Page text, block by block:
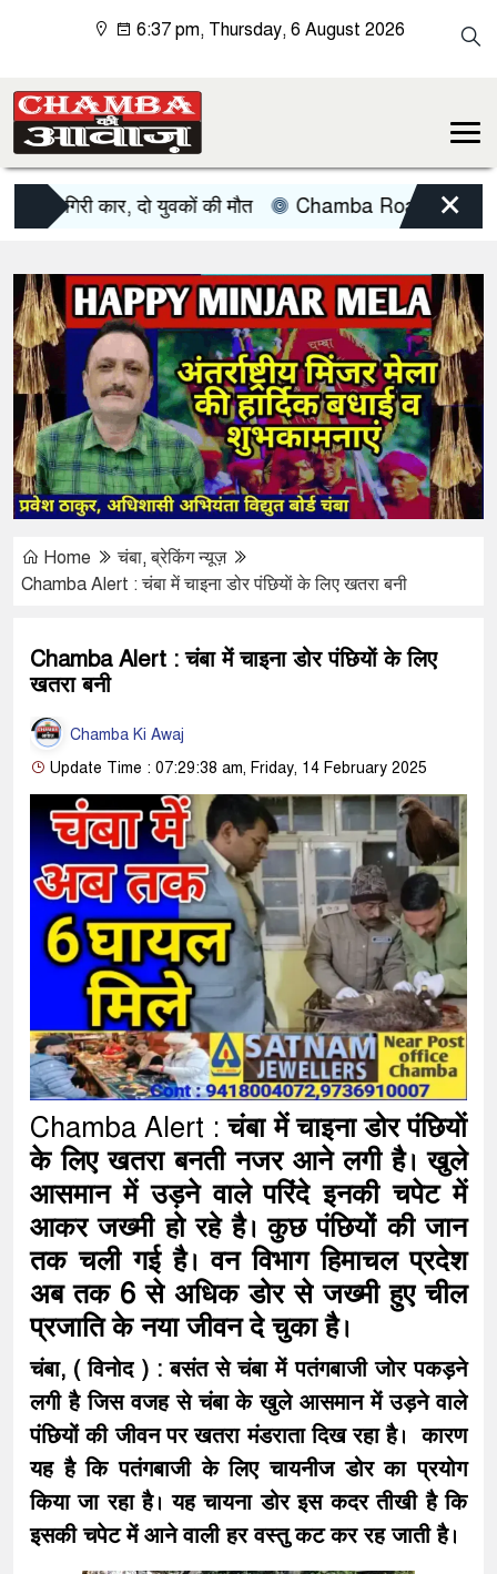
6:37 pm, Thursday, 6 August 2026
कार, दो युवकों की मौत Chamba Road Accident:×
Home चंबा,ब्रेकिंग न्यूज़
Chamba Alert : चंबा में चाइना डोर पंछियाें के लिए खतरा बनी
Chamba Alert : चंबा में चाइना डोर पंछियाें के लिए
खतरा बनी
Chamba Ki Awaj
Update Time : 07:29:38 am, Friday, 14 February 2025
Chamba Alert :चंबा में चाइना डोर पंछियाें
के लिए खतरा बनती नजर आने लगी है। खुले
आसमान में उड़ने वाले परिंदे इनकी चपेट में
आकर जख्मी हो रहे है। कुछ पंछियों की जान
तक चली गई है। वन विभाग हिमाचल प्रदेश
अब तक 6 से अधिक डोर से जख्मी हुए चील
प्रजाति के नया जीवन दे चुका है।
चंबा, ( विनोद ) : बसंत से चंबा में पतंगबाजी जोर पकड़ने
लगी है जिस वजह से चंबा के खुले आसमान में उड़ने वाले
पंछियों की जीवन पर खतरा मंडराता दिख रहा है। कारण
यह है कि पतंगबाजी के लिए चायनीज डोर का प्रयोग
किया जा रहा है। यह चायना डोर इस कदर तीखी है कि
इसकी चपेट में आने वाली हर वस्तु कट कर रह जाती है।